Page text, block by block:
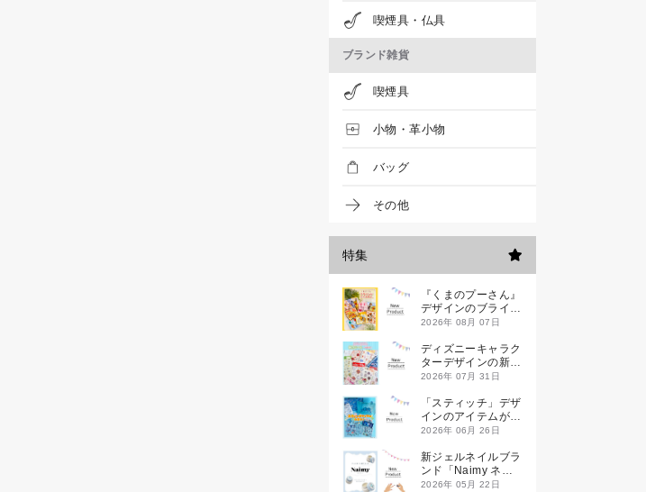
喫煙具・仏具
ブランド雑貨
喫煙具
小物・革小物
バッグ
その他
特集
『くまのプーさん』
デザインのブライン
ドミニハンドタオル
2026年 08月 07日
ディズニーキャラク
ターデザインの新作
シールが一挙発売
2026年 07月 31日
「スティッチ」デザ
インのアイテムが新
登場です
2026年 06月 26日
新ジェルネイルブラ
ンド「Naimy ネイ
ミィ」が誕生します
2026年 05月 22日